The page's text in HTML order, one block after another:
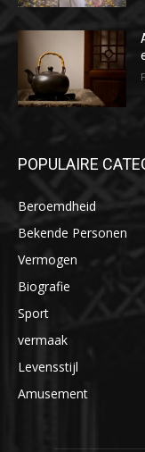
POPULAIRE
Beroemdheid
Bekende Personen
Vermogen
Biografie
Sport
vermaak
Levensstijl
Amusement